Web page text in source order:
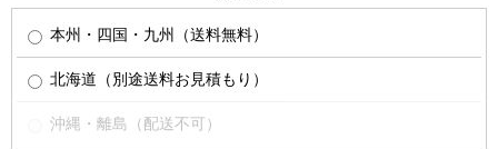
本州・四国・九州（送料無料）
北海道（別途送料お見積もり）
沖縄・離島（配送不可）